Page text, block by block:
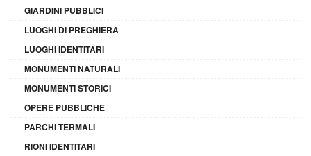
GIARDINI PUBBLICI
LUOGHI DI PREGHIERA
LUOGHI IDENTITARI
MONUMENTI NATURALI
MONUMENTI STORICI
OPERE PUBBLICHE
PARCHI TERMALI
RIONI IDENTITARI